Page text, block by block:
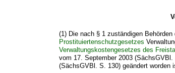
(1) Die nach § 1 zuständigen
Prostituiertenschutzgesetzes
Verwaltungskostengesetzes des
vom 17. September 2003
(SächsGVBl. S. 130) geändert worden